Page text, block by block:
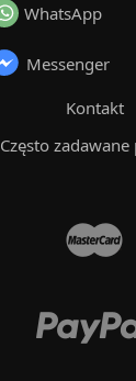
WhatsApp
Messenger
Kontakt
Często